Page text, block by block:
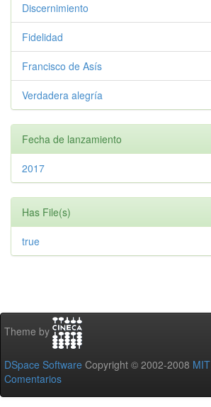
Discernimiento
Fidelidad
Francisco de Asís
Verdadera alegría
Fecha de lanzamiento
2017
Has File(s)
true
Theme by
DSpace Software Copyright © 2002-2008 MIT
Comentarios